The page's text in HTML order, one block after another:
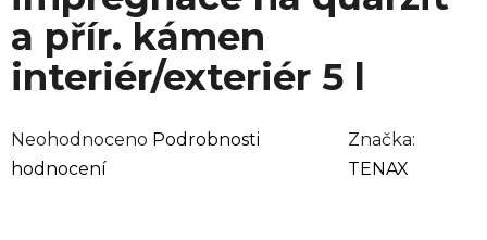
a přír. kámen
interiér/exteriér 5 l
Průměrné
hodnocení
Neohodnoceno Podrobnosti
hodnocení
Značka:
TENAX